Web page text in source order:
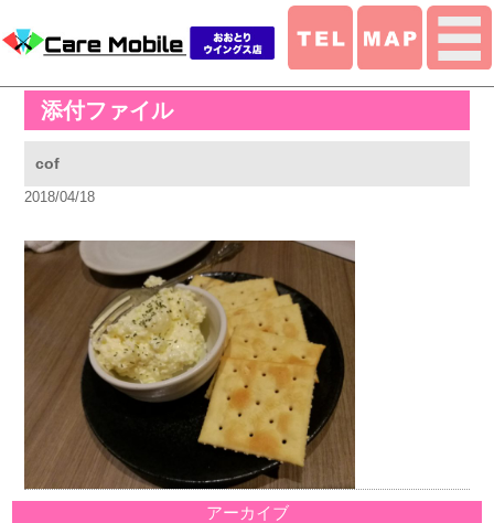
添付ファイル
cof
2018/04/18
アーカイブ